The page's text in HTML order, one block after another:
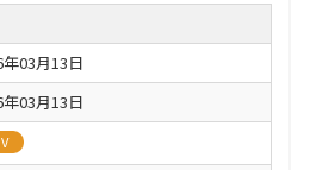
年03月13日
年03月13日